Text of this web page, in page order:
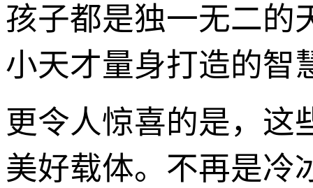
孩子都是独一无二的
小天才量身打造的智
更令人惊喜的是，这
美好载体。不再是冷